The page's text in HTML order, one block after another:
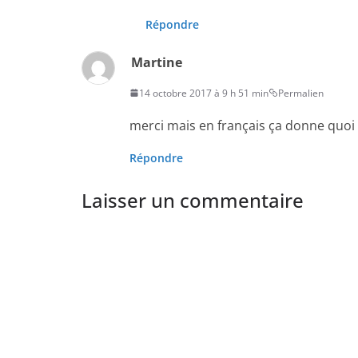
Répondre
Martine
14 octobre 2017 à 9 h 51 min Permalien
merci mais en français ça donne quoi
Répondre
Laisser un commentaire